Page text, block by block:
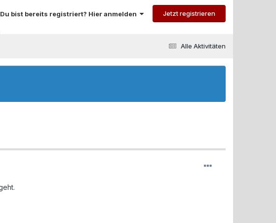
Du bist bereits registriert? Hier anmelden Jetzt registrieren
Alle Aktivitäten